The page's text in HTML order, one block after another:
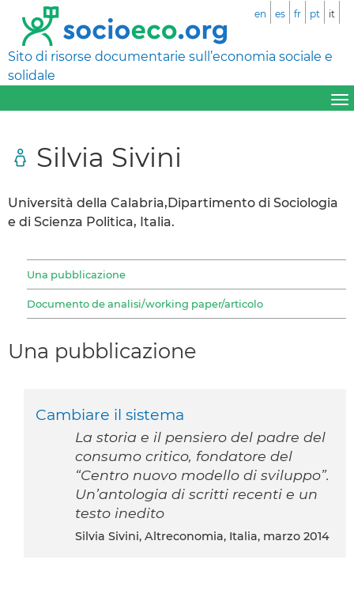
Sito di risorse documentarie sull’economia sociale e
solidale
en es fr pt it
Silvia Sivini
Università della Calabria,Dipartimento di Sociologia
e di Scienza Politica, Italia.
Una pubblicazione
Documento de analisi/working paper/articolo
Una pubblicazione
Cambiare il sistema
La storia e il pensiero del padre del
consumo critico, fondatore del
“Centro nuovo modello di sviluppo”.
Un’antologia di scritti recenti e un
testo inedito
Silvia Sivini, Altreconomia, Italia, marzo 2014